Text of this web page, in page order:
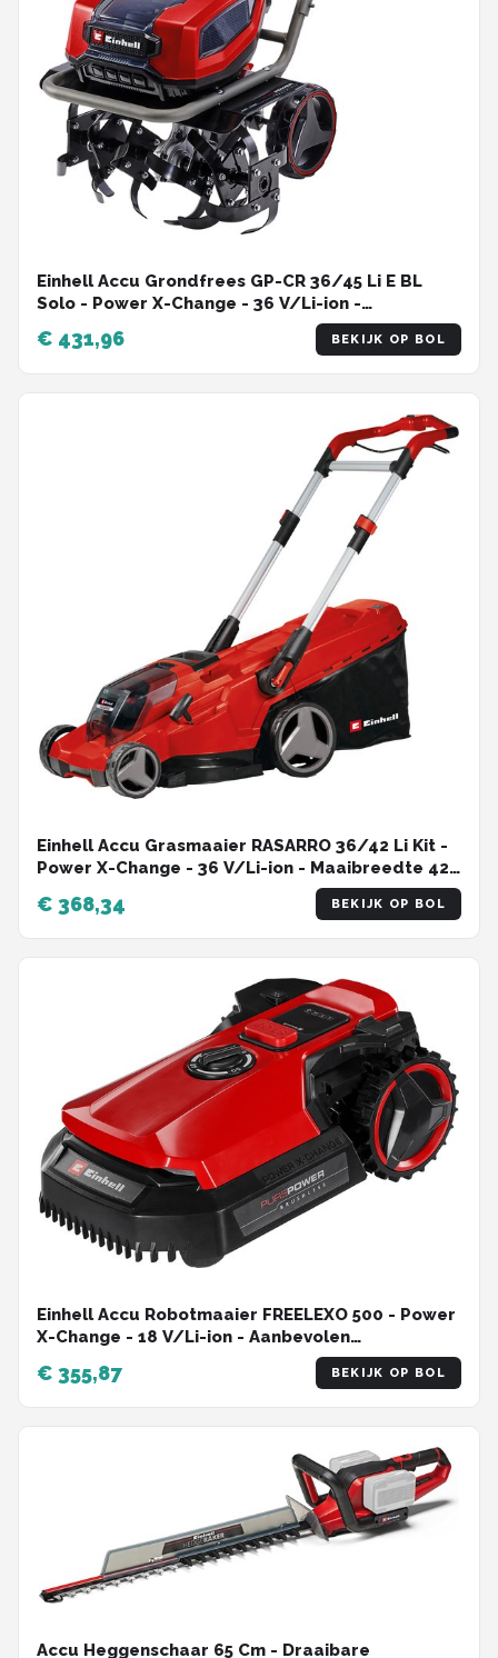
Einhell Accu Grondfrees GP-CR 36/45 Li E BL
Solo - Power X-Change - 36 V/Li-ion -
Werkbreedte: 45 cm - Werkdiepte: 23 cm -
Aantal messen: 6 stuks - Excl. accu en lader
€ 431,96 BEKIJK OP BOL
Einhell Accu Grasmaaier RASARRO 36/42 Li Kit -
Power X-Change - 36 V/Li-ion - Maaibreedte 42
cm - Aanbevolen gazonoppervlakte: tot 725 m² -
50 L opvangbak - Maaihoogte: 25-75 mm -
Mulching functie - incl. 2x 5.2Ah + 1x DUO-lader
€ 368,34 BEKIJK OP BOL
Einhell Accu Robotmaaier FREELEXO 500 - Power
X-Change - 18 V/Li-ion - Aanbevolen
gazonoppervlakte: tot 500 m² - Maaibreedte 18
cm - Diefstalbeveiliging - Incl. 1x 2.5 Ah Accu
€ 355,87 BEKIJK OP BOL
Accu Heggenschaar 65 Cm - Draaibare